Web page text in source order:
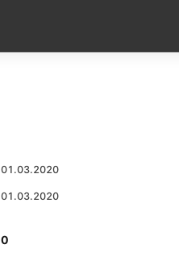
01.03.2020
01.03.2020
0